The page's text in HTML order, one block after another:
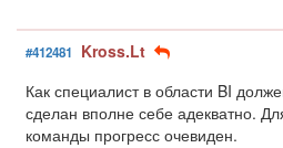
#412481 Kross.Lt
Как специалист в области BI
сделан вполне себе адекватно.
команды прогресс очевиден.